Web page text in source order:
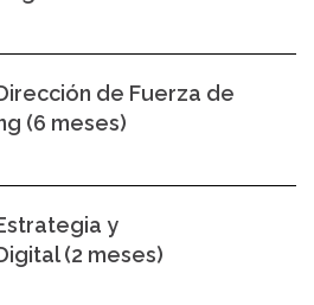
de Fuerza de
(6 meses)
y
(2 meses)